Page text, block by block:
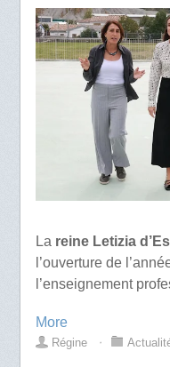
La reine Letizia
l’ouverture de
l’enseignement
More
Régine ⋅